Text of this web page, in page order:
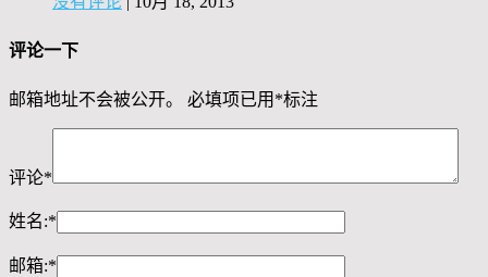
评论一下
邮箱地址不会被公开。 必填项已用 *标注
评论*
姓名:*
邮箱:*